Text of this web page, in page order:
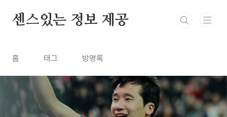
센스있는 정보 제공
홈 태그 방명록